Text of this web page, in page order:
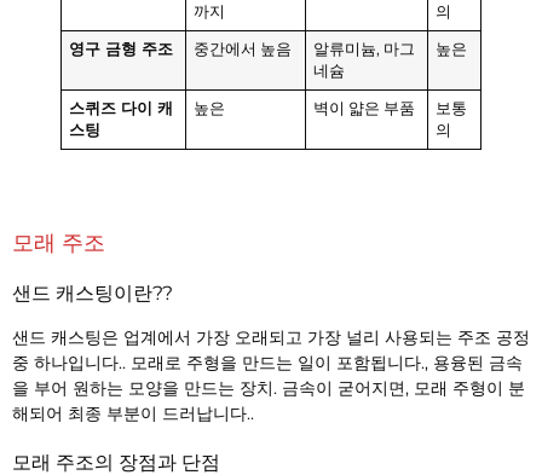
까지
의
영구 금형 주조 중간에서 높음
알류미늄, 마그
네슘
높은
스퀴즈 다이 캐
스팅
높은 벽이 얇은 부품
보통
의
모래 주조
샌드 캐스팅이란??
샌드 캐스팅은 업계에서 가장 오래되고 가장 널리 사용되는 주조 공정
중 하나입니다.. 모래로 주형을 만드는 일이 포함됩니다., 용융된 금속
을 부어 원하는 모양을 만드는 장치. 금속이 굳어지면, 모래 주형이 분
해되어 최종 부분이 드러납니다..
모래 주조의 장점과 단점